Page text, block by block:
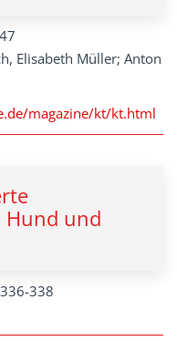
Elisabeth Müller; Anton
magazine/kt/kt.html
Hund und
338